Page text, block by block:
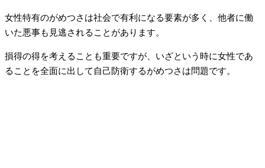
女性特有のがめつさは社会で有利になる要素が多く、他者に働
いた悪事も見逃されることがあります。
損得の得を考えることも重要ですが、いざという時に女性であ
ることを全面に出して自己防衛するがめつさは問題です。